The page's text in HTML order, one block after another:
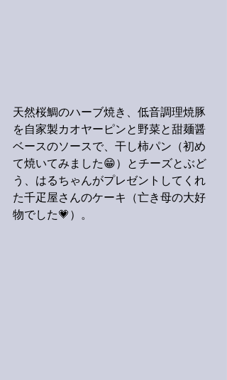
天然桜鯛のハーブ焼き、低音調理焼豚
を自家製カオヤーピンと野菜と甜麺醤
ベースのソースで、干し柿パン（初め
て焼いてみました😁）とチーズとぶど
う、はるちゃんがプレゼントしてくれ
た千疋屋さんのケーキ（亡き母の大好
物でした💗）。